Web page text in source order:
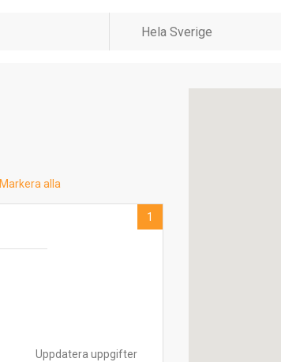
Markera alla
Uppdatera uppgifter
1